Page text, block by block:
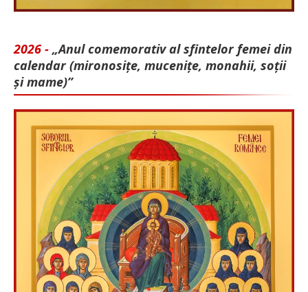
2026 - „Anul comemorativ al sfintelor femei din
calendar (mironosițe, mu­cenițe, monahii, soții
și mame)”